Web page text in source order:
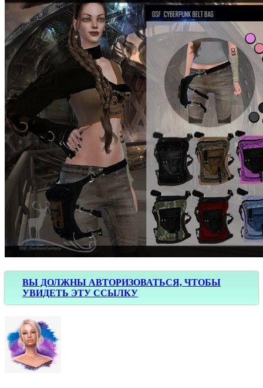
ВЫ ДОЛЖНЫ АВТОРИЗОВАТЬСЯ, ЧТОБЫ
УВИДЕТЬ ЭТУ ССЫЛКУ